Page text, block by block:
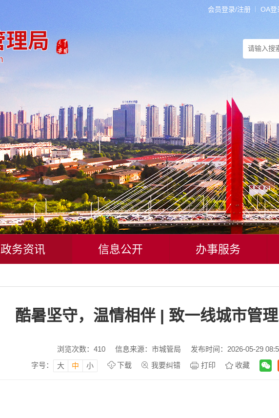
会员登录/注册 OA登
政务资讯 信息公开 办事服务
酷暑坚守，温情相伴 | 致一线城市管
浏览次数： 410 信息来源：市城管局
发布时间：2026-05-29
字号：
大 中 小 下载 我要纠错 打印 收藏